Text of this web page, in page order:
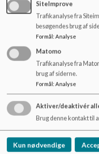
Princip for Ligebehandling
– bestyrelsens input.
7
Orientering fra
ledelsen(O)
SiteImprove
Trafikanalyse fra
besøgendes brug af
Formål : Analyse
Matomo
Trafikanalyse fra
brug af siderne.
Formål: Analyse
Aktiver/deaktivér
Brug denne kontakt til
Kun nødvendige